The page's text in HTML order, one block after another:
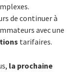
de continuer à
avec une
tarifaires.
la prochaine